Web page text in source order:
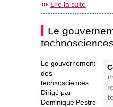
Lire la suite
Le
Le gouvernement
des
technosciences
Dirigé par
Dominique Pestre